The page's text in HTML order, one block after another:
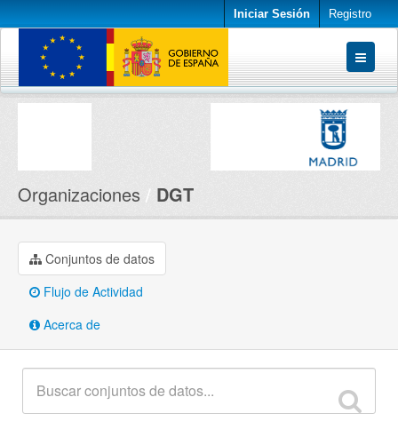
Iniciar Sesión Registro
Conjuntos de datos
Organizaciones DGT
Conjuntos de datos
Flujo de Actividad
Acerca de